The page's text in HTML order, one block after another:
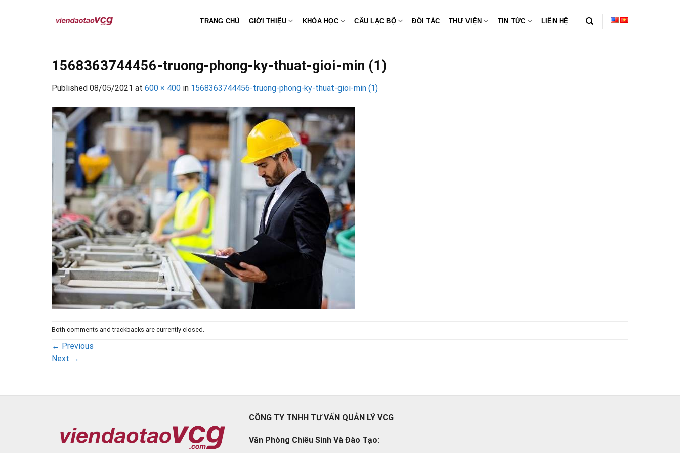
TRANG CHỦ GIỚI THIỆU KHÓA HỌC CÂU LẠC BỘ ĐỐI TÁC THƯ VIỆN TIN TỨC LIÊN HỆ
1568363744456-truong-phong-ky-thuat-gioi-min (1)
Published 08/05/2021 at 600 × 400 in 1568363744456-truong-phong-ky-thuat-gioi-min (1)
Both comments and trackbacks are currently closed.
← Previous
Next →
CÔNG TY TNHH TƯ VẤN QUẢN LÝ VCG
Văn Phòng Chiêu Sinh Và Đào Tạo: